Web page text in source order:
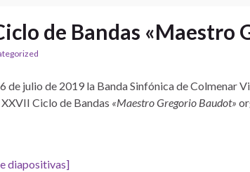
de Bandas «Maestro
de julio de 2019 la Banda Sinfónica de
XXVII Ciclo de Bandas «Maestro Gregorio Baudot»
diapositivas]